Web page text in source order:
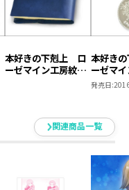
本好きの下剋上 ロ
ーゼマイン工房紋章
本好き
ーゼマ
キーホ
発売日:
関連商品一覧